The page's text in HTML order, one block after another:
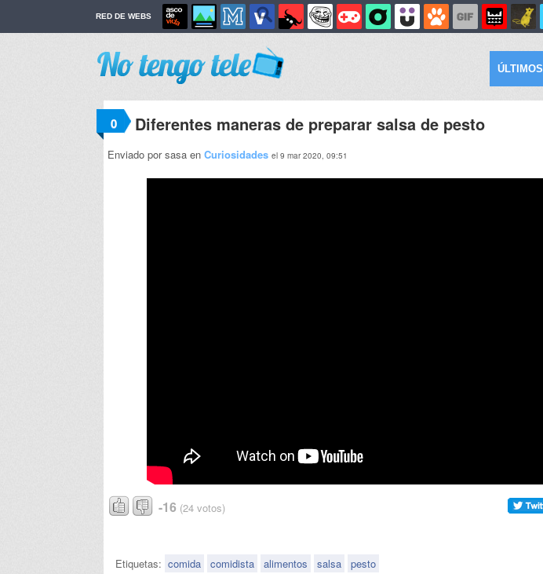
RED DE WEBS
ÚLTIMOS
0 Diferentes maneras de preparar salsa de pesto
Enviado por sasa en Curiosidades el 9 mar 2020, 09:51
-16 (24 votos)
Etiquetas: comida comidista alimentos salsa pesto